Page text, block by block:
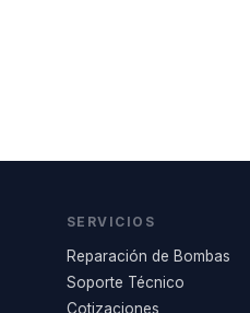
SERVICIOS
Reparación de Bombas
Soporte Técnico
Cotizaciones